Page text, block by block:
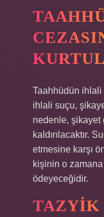
Taahhüdün
ihlali suçu,
nedenle, şikayet
kaldırılacaktır.
etmesine karşı
kişinin o
ödeyeceğidir.
TAZYIK